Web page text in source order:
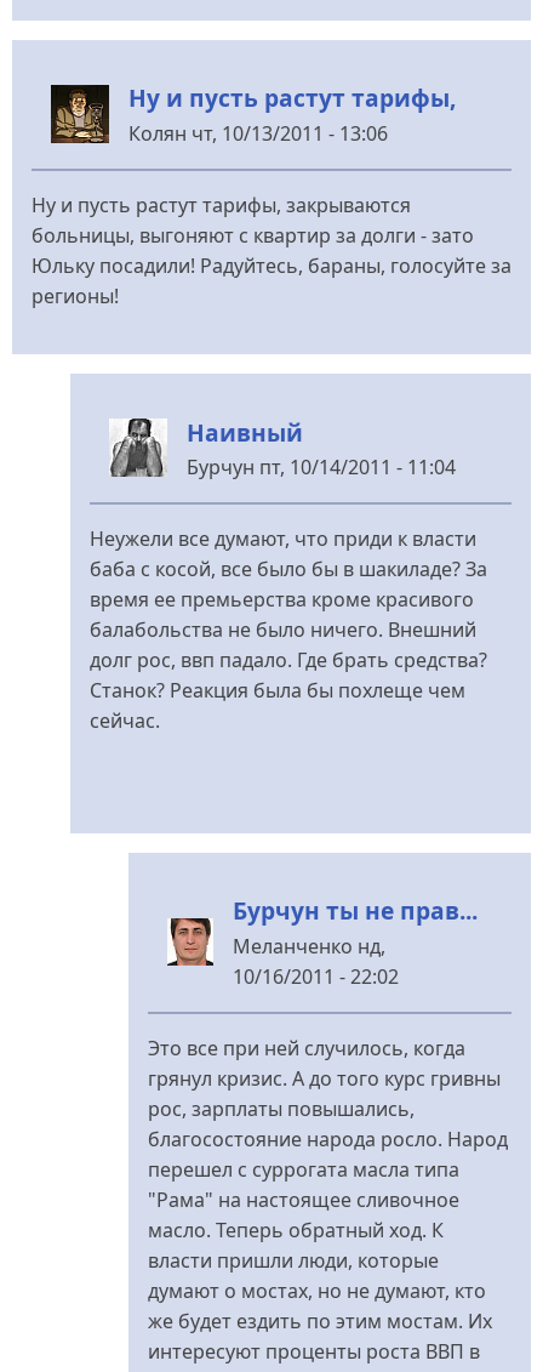
Ну и пусть растут тарифы,
Колян чт, 10/13/2011 - 13:06
Ну и пусть растут тарифы, закрываются
больницы, выгоняют с квартир за долги - зато
Юльку посадили! Радуйтесь, бараны, голосуйте за
регионы!
Наивный
Бурчун пт, 10/14/2011 - 11:04
У
до
и
растут
тарифы,
Неужели все думают, что приди к власти
баба с косой, все было бы в шакиладе? За
время ее премьерства кроме красивого
балабольства не было ничего. Внешний
долг рос, ввп падало. Где брать средства?
Станок? Реакция была бы похлеще чем
сейчас.
Бурчун ты не прав...
Меланченко нд,
10/16/2011 - 22:02
У
відповідь
до
Наивный
Это все при ней случилось, когда
грянул кризис. А до того курс гривны
рос, зарплаты повышались,
благосостояние народа росло. Народ
перешел с суррогата масла типа
"Рама" на настоящее сливочное
масло. Теперь обратный ход. К
власти пришли люди, которые
думают о мостах, но не думают, кто
же будет ездить по этим мостам. Их
интересуют проценты роста ВВП в